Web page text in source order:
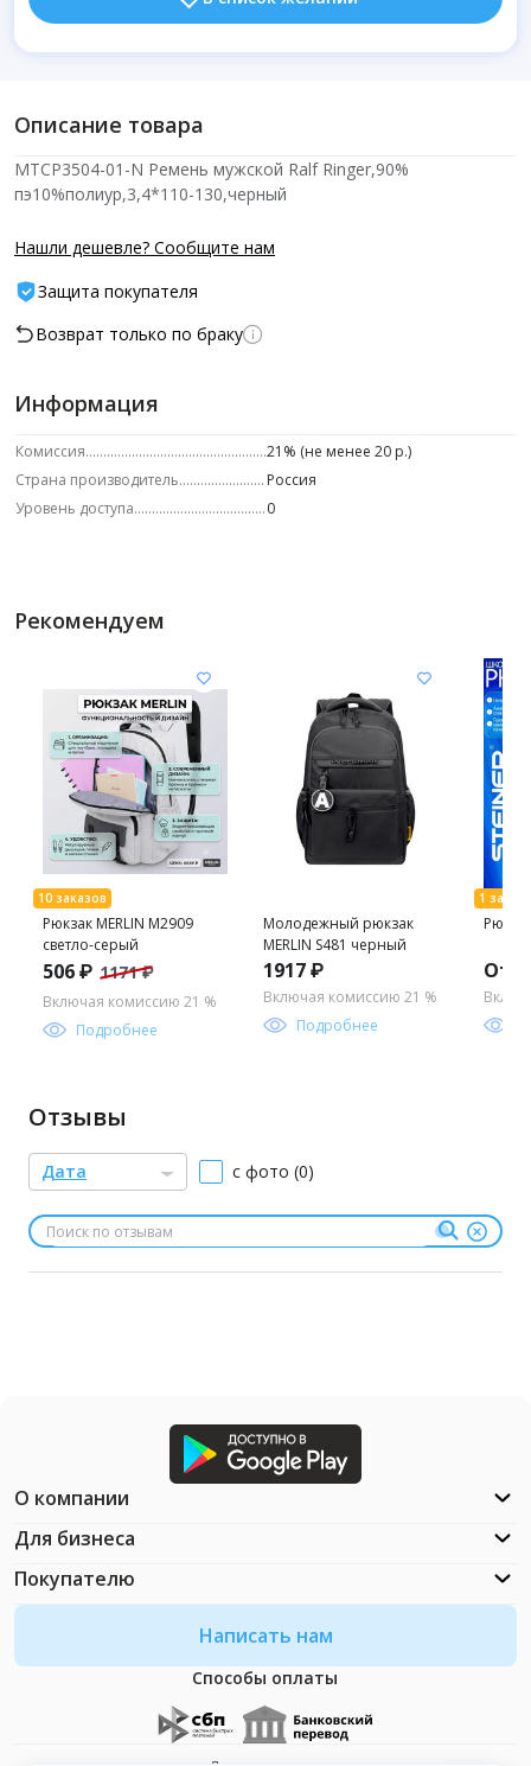
Описание товара
MTCP3504-01-N Ремень мужской Ralf Ringer,90%
пэ10%полиур,3,4*110-130,черный
Нашли дешевле? Сообщите нам
Защита покупателя
Возврат только по браку
Информация
Комиссия
21% (не менее 20 р.)
Страна производитель
Россия
Уровень доступа
0
Рекомендуем
Рюкзак MERLIN M2909
светло-серый
506 ₽ 1171 ₽
Включая комиссию 21 %
Подробнее
Молодежный рюкзак
MERLIN S481 черный
1917 ₽
Включая комиссию 21 %
Подробнее
От
Отзывы
Дата с фото (0)
Написать нам
Способы оплаты
О компании
Для бизнеса
Покупателю